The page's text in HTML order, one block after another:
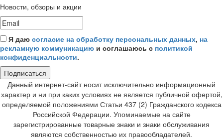
Новости, обзоры и акции
Я даю согласие на обработку персональных данных, на
рекламную коммуникацию и соглашаюсь с политикой
конфиденциальности.
Подписаться
Данный интернет-сайт носит исключительно информационный
характер и ни при каких условиях не является публичной офертой,
определяемой положениями Статьи 437 (2) Гражданского кодекса
Российской Федерации. Упоминаемые на сайте
зарегистрированные товарные знаки и знаки обслуживания
являются собственностью их правообладателей.